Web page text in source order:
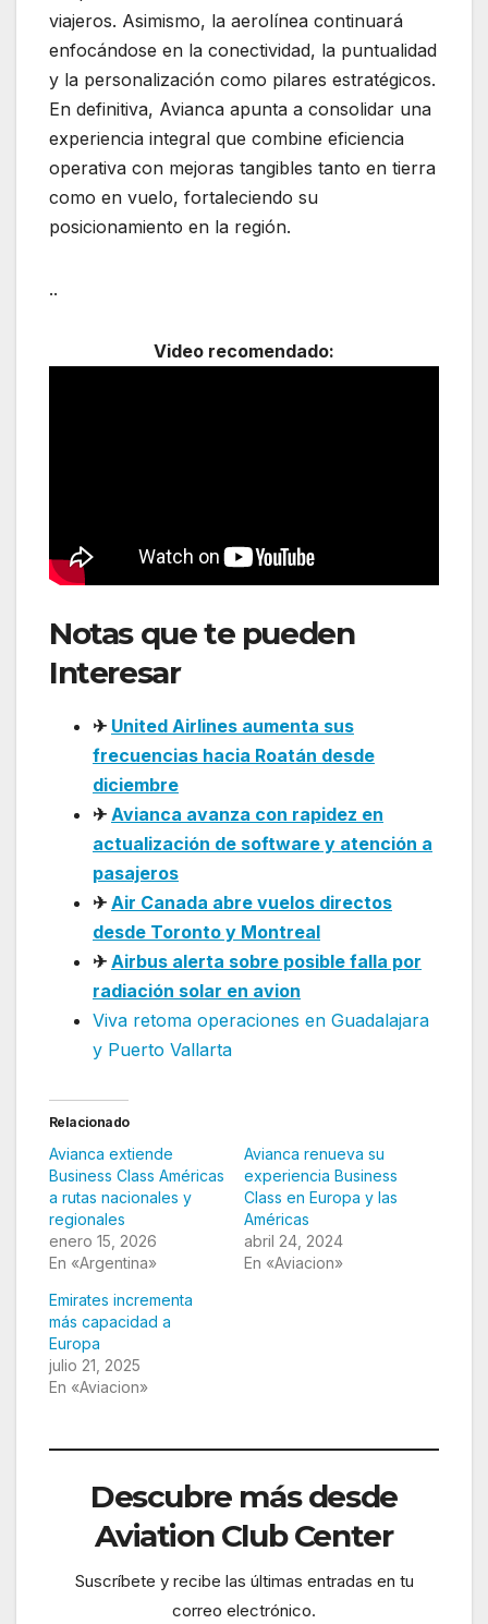
viajeros. Asimismo, la aerolínea continuará
enfocándose en la conectividad, la puntualidad
y la personalización como pilares estratégicos.
En definitiva, Avianca apunta a consolidar una
experiencia integral que combine eficiencia
operativa con mejoras tangibles tanto en tierra
como en vuelo, fortaleciendo su
posicionamiento en la región.
..
Video recomendado:
Notas que te pueden
Interesar:
✈ United Airlines aumenta sus
frecuencias hacia Roatán desde
diciembre
✈ Avianca avanza con rapidez en
actualización de software y atención a
pasajeros
✈ Air Canada abre vuelos directos
desde Toronto y Montreal
✈ Airbus alerta sobre posible falla por
radiación solar en avion
Viva retoma operaciones en Guadalajara
y Puerto Vallarta
Relacionado
Avianca extiende
Business Class Américas
a rutas nacionales y
regionales
enero 15, 2026
En «Argentina»
Avianca renueva su
experiencia Business
Class en Europa y las
Américas
abril 24, 2024
En «Aviacion»
Emirates incrementa
más capacidad a
Europa
julio 21, 2025
En «Aviacion»
Descubre más desde
Aviation Club Center
Suscríbete y recibe las últimas entradas en tu
correo electrónico.